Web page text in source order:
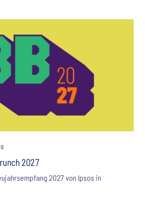
2027
2027 von Ipsos in